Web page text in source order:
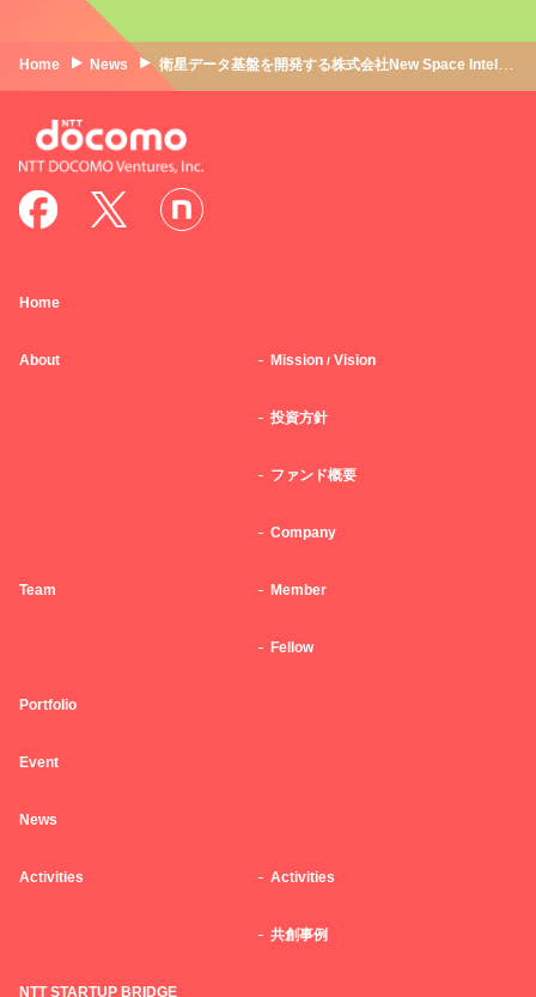
Home News 衛星データ基盤を開発する株式会社New Space Intelligenceへ出資
Home
About Mission / Vision
投資方針
ファンド概要
Company
Team Member
Fellow
Portfolio
Event
News
Activities Activities
共創事例
NTT STARTUP BRIDGE